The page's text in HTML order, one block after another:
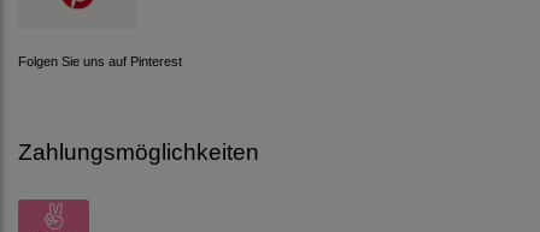
Folgen Sie uns auf Pinterest
Zahlungsmöglichkeiten